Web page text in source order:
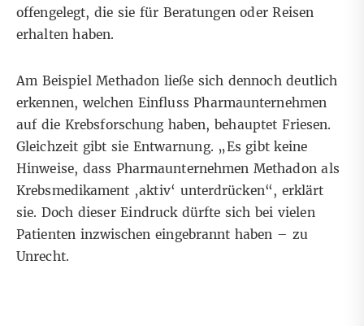
offengelegt, die sie für Beratungen oder Reisen
erhalten haben.
Am Beispiel Methadon ließe sich dennoch deutlich
erkennen, welchen Einfluss Pharmaunternehmen
auf die Krebsforschung haben, behauptet Friesen.
Gleichzeit gibt sie Entwarnung. „Es gibt keine
Hinweise, dass Pharmaunternehmen Methadon als
Krebsmedikament ‚aktiv‘ unterdrücken“, erklärt
sie. Doch dieser Eindruck dürfte sich bei vielen
Patienten inzwischen eingebrannt haben – zu
Unrecht.